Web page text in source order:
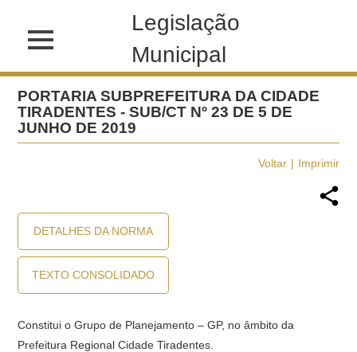
Legislação
Municipal
PORTARIA SUBPREFEITURA DA CIDADE
TIRADENTES - SUB/CT Nº 23 DE 5 DE
JUNHO DE 2019
Voltar Imprimir
DETALHES DA NORMA
TEXTO CONSOLIDADO
Constitui o Grupo de Planejamento – GP, no âmbito da
Prefeitura Regional Cidade Tiradentes.